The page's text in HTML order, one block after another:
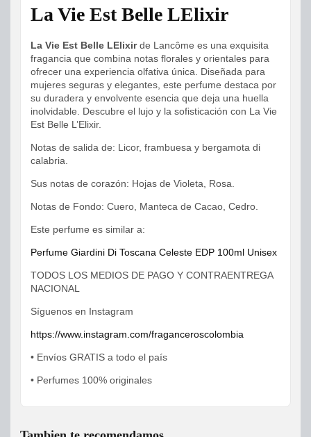
La Vie Est Belle LElixir
La Vie Est Belle LElixirde Lancôme es una exquisita
fragancia que combina notas florales y orientales para
ofrecer una experiencia olfativa única. Diseñada para
mujeres seguras y elegantes, este perfume destaca por
su duradera y envolvente esencia que deja una huella
inolvidable. Descubre el lujo y la sofisticación con La Vie
Est Belle L’Elixir.
Notas de salida de: Licor, frambuesa y bergamota di
calabria.
Sus notas de corazón: Hojas de Violeta, Rosa.
Notas de Fondo: Cuero, Manteca de Cacao, Cedro.
Este perfume es similar a:
Perfume Giardini Di Toscana Celeste EDP 100ml Unisex
TODOS LOS MEDIOS DE PAGO Y CONTRAENTREGA
NACIONAL
Síguenos en Instagram
https://www.instagram.com/fraganceroscolombia
• Envíos GRATIS a todo el país
• Perfumes 100% originales